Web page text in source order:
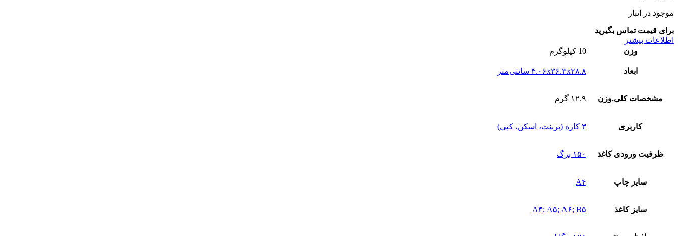
موجود در انبار
برای قیمت تماس بگیرید
اطلاعات بیشتر
وزن
10 کیلوگرم
ابعاد ۴.۰۶x۳۶.۳x۲۸.۸ سانتی‌متر
مشخصات کلی.وزن ۱۲.۹ گرم
کاربری ۳ کاره (پرینت، اسکن، کپی)
ظرفیت ورودی کاغذ ۱۵۰ برگ
سایز چاپ A۴
سایز کاغذ A۴; A۵; A۶; B۵